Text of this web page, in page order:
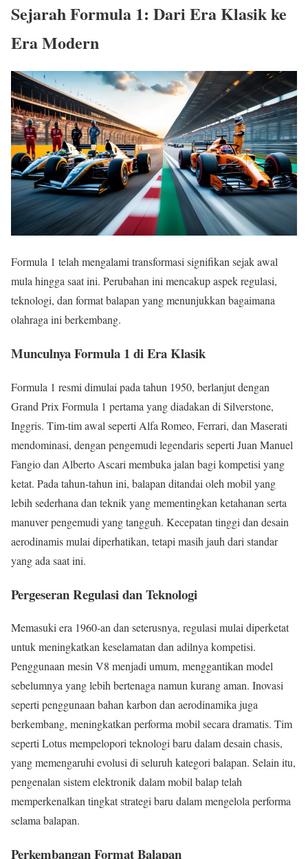
Sejarah Formula 1: Dari Era Klasik ke
Era Modern
Formula 1 telah mengalami transformasi signifikan sejak awal
mula hingga saat ini. Perubahan ini mencakup aspek regulasi,
teknologi, dan format balapan yang menunjukkan bagaimana
olahraga ini berkembang.
Munculnya Formula 1 di Era Klasik
Formula 1 resmi dimulai pada tahun 1950, berlanjut dengan
Grand Prix Formula 1 pertama yang diadakan di Silverstone,
Inggris. Tim-tim awal seperti Alfa Romeo, Ferrari, dan Maserati
mendominasi, dengan pengemudi legendaris seperti Juan Manuel
Fangio dan Alberto Ascari membuka jalan bagi kompetisi yang
ketat. Pada tahun-tahun ini, balapan ditandai oleh mobil yang
lebih sederhana dan teknik yang mementingkan ketahanan serta
manuver pengemudi yang tangguh. Kecepatan tinggi dan desain
aerodinamis mulai diperhatikan, tetapi masih jauh dari standar
yang ada saat ini.
Pergeseran Regulasi dan Teknologi
Memasuki era 1960-an dan seterusnya, regulasi mulai diperketat
untuk meningkatkan keselamatan dan adilnya kompetisi.
Penggunaan mesin V8 menjadi umum, menggantikan model
sebelumnya yang lebih bertenaga namun kurang aman. Inovasi
seperti penggunaan bahan karbon dan aerodinamika juga
berkembang, meningkatkan performa mobil secara dramatis. Tim
seperti Lotus mempelopori teknologi baru dalam desain chasis,
yang memengaruhi evolusi di seluruh kategori balapan. Selain itu,
pengenalan sistem elektronik dalam mobil balap telah
memperkenalkan tingkat strategi baru dalam mengelola performa
selama balapan.
Perkembangan Format Balapan